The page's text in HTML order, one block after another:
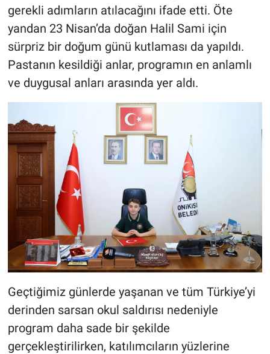
gerekli adımların atılacağını ifade etti. Öte
yandan 23 Nisan’da doğan Halil Sami için
sürpriz bir doğum günü kutlaması da yapıldı.
Pastanın kesildiği anlar, programın en anlamlı
ve duygusal anları arasında yer aldı.
Geçtiğimiz günlerde yaşanan ve tüm Türkiye’yi
derinden sarsan okul saldırısı nedeniyle
program daha sade bir şekilde
gerçekleştirilirken, katılımcıların yüzlerine